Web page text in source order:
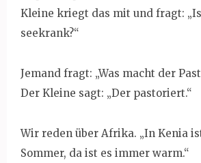
Kleine kriegt das mit und fragt:
seekrank?“
Jemand fragt: „Was macht der
Der Kleine sagt: „Der pastoriert.“
Wir reden über Afrika. „In Kenia
Sommer, da ist es immer warm.“